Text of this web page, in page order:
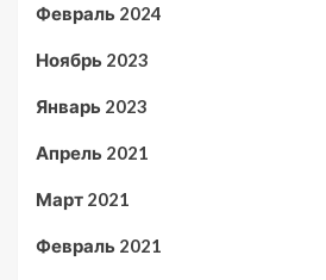
Февраль 2024
Ноябрь 2023
Январь 2023
Апрель 2021
Март 2021
Февраль 2021